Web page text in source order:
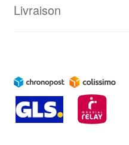
Livraison